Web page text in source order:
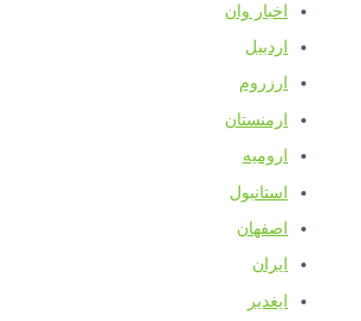
اخبار وان
اردبیل
ارزروم
ارمنستان
ارومیه
استانبول
اصفهان
ایران
ایغدیر